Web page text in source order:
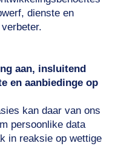
dienste en
aan, insluitend
en aanbiedinge op
kan daar van ons
persoonlike data
in reaksie op wettige